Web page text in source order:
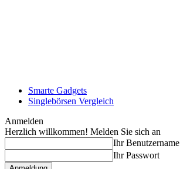
Smarte Gadgets
Singlebörsen Vergleich
Anmelden
Herzlich willkommen! Melden Sie sich an
Ihr Benutzername
Ihr Passwort